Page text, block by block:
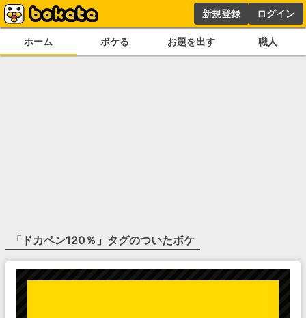
新規登録 ログイン
ホーム ボケる お題を出す 職人
「 ドカベン120％ 」タグのついたボケ